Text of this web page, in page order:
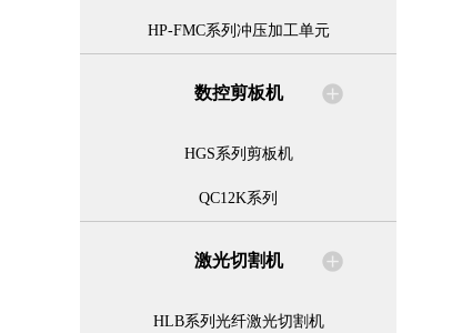
HP-FMC系列冲压加工单元
数控剪板机
HGS系列剪板机
QC12K系列
激光切割机
HLB系列光纤激光切割机